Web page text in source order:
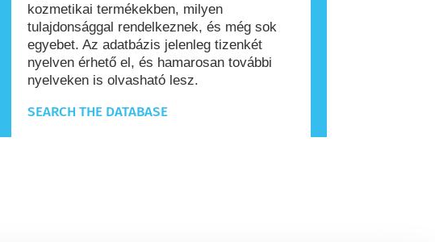
kozmetikai termékekben, milyen
tulajdonsággal rendelkeznek, és még sok
egyebet. Az adatbázis jelenleg tizenkét
nyelven érhető el, és hamarosan további
nyelveken is olvasható lesz.
SEARCH THE DATABASE